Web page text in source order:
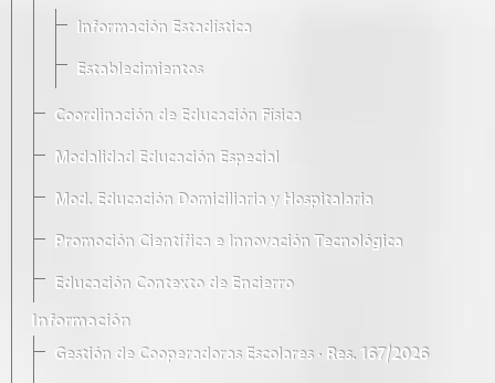
Información Estadística
Establecimientos
Coordinación de Educación Física
Modalidad Educación Especial
Mod. Educación Domiciliaria y Hospitalaria
Promoción Científica e Innovación Tecnológica
Educación Contexto de Encierro
Información
Gestión de Cooperadoras Escolares · Res. 167/2026